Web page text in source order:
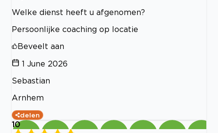
Welke dienst heeft u afgenomen?
Persoonlijke coaching op locatie
Beveelt aan
1 June 2026
Sebastian
Arnhem
delen
10